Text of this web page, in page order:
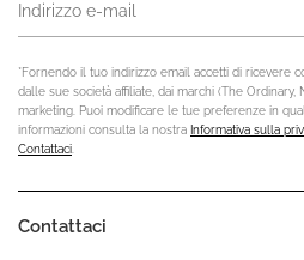
Indirizzo e-mail
*Fornendo il tuo indirizzo email accetti di ricevere
dalle sue società affiliate, dai marchi (The
marketing. Puoi modificare le tue preferenze in
informazioni consulta la nostra Informativa sulla
Contattaci.
Contattaci